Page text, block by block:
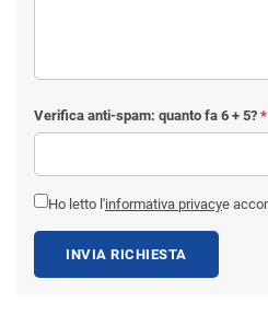
Verifica anti-spam: quanto fa 6 + 5? *
Ho letto l'informativa privacye
INVIA RICHIESTA